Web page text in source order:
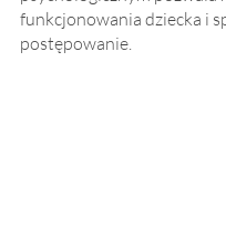
funkcjonowania dziecka i
postępowanie.